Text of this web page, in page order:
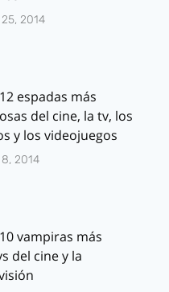
2014
espadas más
del cine, la tv, los
y los videojuegos
2014
vampiras más
del cine y la